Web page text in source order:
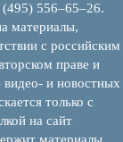
556–65–26.
материалы,
с российским
праве и
и новостных
только с
на сайт